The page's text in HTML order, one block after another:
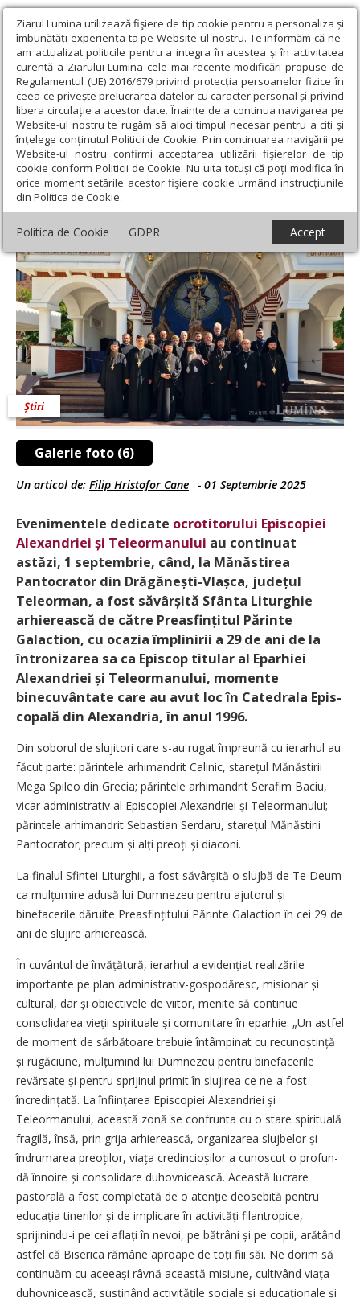
Ziarul Lumina utilizează fişiere de tip cookie pentru a personaliza și
îmbunătăți experiența ta pe Website-ul nostru. Te informăm că ne-
am actualizat politicile pentru a integra în acestea și în activitatea
curentă a Ziarului Lumina cele mai recente modificări propuse de
Regulamentul (UE) 2016/679 privind protecția persoanelor fizice în
ceea ce privește prelucrarea datelor cu caracter personal și privind
libera circulație a acestor date. Înainte de a continua navigarea pe
Website-ul nostru te rugăm să aloci timpul necesar pentru a citi și
înțelege conținutul Politicii de Cookie. Prin continuarea navigării pe
Website-ul nostru confirmi acceptarea utilizării fişierelor de tip
cookie conform Politicii de Cookie. Nu uita totuși că poți modifica în
orice moment setările acestor fişiere cookie urmând instrucțiunile
din Politica de Cookie.
Politica de Cookie GDPR Accept
Ziarul Lumina › Actualitate religioasă › Știri › 29 de ani de la
întronizarea Episcopului Alexandriei şi Teleormanului
29 de ani de la întronizarea Episcopului
Alexandriei şi Teleormanului
Galerie foto (6)
Știri
Un articol de: Filip Hristofor Cane - 01 Septembrie 2025
Evenimentele dedicate ocrotitorului Episcopiei
Alexandriei și Teleormanului au continuat
astăzi, 1 septembrie, când, la Mănăstirea
Pantocrator din Drăgănești-Vlașca, județul
Teleorman, a fost săvârșită Sfânta Liturghie
arhierească de către Preasfințitul Părinte
Galaction, cu ocazia împlinirii a 29 de ani de la
întronizarea sa ca Episcop titular al Eparhiei
Alexandriei și Teleormanului, momente
binecuvântate care au avut loc în Catedrala Epis­
copală din Alexandria, în anul 1996.
Din soborul de slujitori care s-au rugat împreună cu ierarhul au
făcut parte: părintele arhimandrit Calinic, starețul Mănăstirii
Mega Spileo din Grecia; părintele arhimandrit Serafim Baciu,
vicar administrativ al Episcopiei Alexandriei și Teleormanului;
părintele arhimandrit Sebastian Serdaru, starețul Mănăstirii
Pantocrator; precum și alți preoți și diaconi.
La finalul Sfintei Liturghii, a fost săvârșită o slujbă de Te Deum
ca mulțumire adusă lui Dumnezeu pentru ajutorul și
binefacerile dăruite Preasfințitului Părinte Galaction în cei 29 de
ani de slujire arhierească.
În cuvântul de învățătură, ierarhul a eviden­țiat realizările
importante pe plan administrativ-gospodăresc, misionar și
cultural, dar și obiectivele de viitor, menite să continue
consolidarea vieții spirituale și comunitare în eparhie. „Un astfel
de moment de sărbătoare trebuie întâmpinat cu recunoștință
și rugăciune, mulțu­mind lui Dumnezeu pentru binefacerile
revărsate și pentru sprijinul primit în slujirea ce ne-a fost
încredințată. La înființarea Episcopiei Alexandriei și
Teleormanului, această zonă se confrunta cu o stare spirituală
fragilă, însă, prin grija arhierească, organizarea slujbelor și
îndrumarea preoților, viața credincioșilor a cunoscut o profun­
dă înnoire și consolidare duhovnicească. Această lucrare
pastorală a fost completată de o atenție deosebită pentru
educația tinerilor și de implicare în activități filantropice,
sprijinindu-i pe cei aflați în nevoi, pe bătrâni și pe copii, arătând
astfel că Biserica rămâne aproape de toți fiii săi. Ne dorim să
continuăm cu aceeași râvnă această misiune, cultivând viața
duhovnicească, susținând acti­vitățile sociale și educaționale și